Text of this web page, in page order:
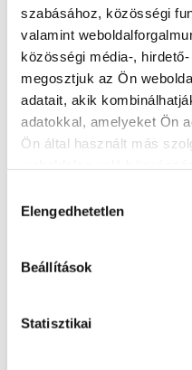
szabásához, közösségi
valamint
közösségi média-,
megosztjuk az Ön
adatait, akik
adatokkal, amelyeket Ön
Ön által használt más
kiválasztása
Elengedhetetlen
Beállítások
Statisztikai
MolnAir Ballooning -
hőlégballonozás
8611, Siófok-Kiliti
info@molnair.hu